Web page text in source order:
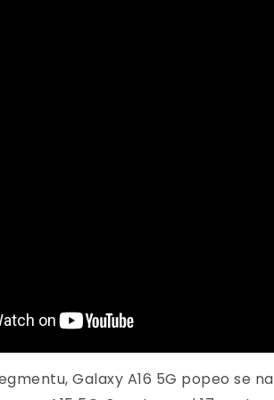
Galaxy A16 5G popeo se